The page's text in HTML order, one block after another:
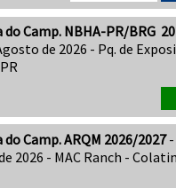
do Camp. NBHA-PR/BRG
de 2026 - Pq. de
do Camp. ARQM 2026/2027-
2026 - MAC Ranch -